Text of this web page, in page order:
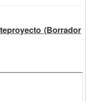
(Borrador